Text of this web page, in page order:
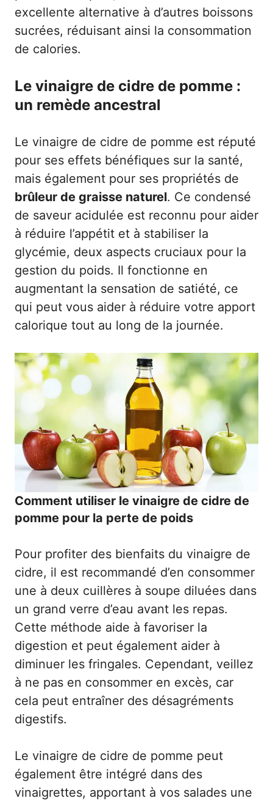
excellente alternative à d’autres boissons
sucrées, réduisant ainsi la consommation
de calories.
Le vinaigre de cidre de pomme :
un remède ancestral
Le vinaigre de cidre de pomme est réputé
pour ses effets bénéfiques sur la santé,
mais également pour ses propriétés de
brûleur de graisse naturel. Ce condensé
de saveur acidulée est reconnu pour aider
à réduire l’appétit et à stabiliser la
glycémie, deux aspects cruciaux pour la
gestion du poids. Il fonctionne en
augmentant la sensation de satiété, ce
qui peut vous aider à réduire votre apport
calorique tout au long de la journée.
Comment utiliser le vinaigre de cidre de
pomme pour la perte de poids
Pour profiter des bienfaits du vinaigre de
cidre, il est recommandé d’en consommer
une à deux cuillères à soupe diluées dans
un grand verre d’eau avant les repas.
Cette méthode aide à favoriser la
digestion et peut également aider à
diminuer les fringales. Cependant, veillez
à ne pas en consommer en excès, car
cela peut entraîner des désagréments
digestifs.
Le vinaigre de cidre de pomme peut
également être intégré dans des
vinaigrettes, apportant à vos salades une